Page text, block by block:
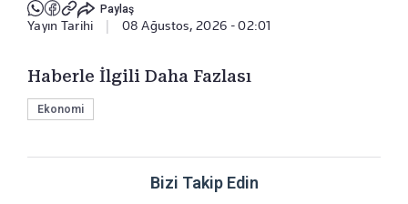
Paylaş
Yayın Tarihi 08 Ağustos, 2026 - 02:01
Haberle İlgili Daha Fazlası
Ekonomi
Bizi Takip Edin